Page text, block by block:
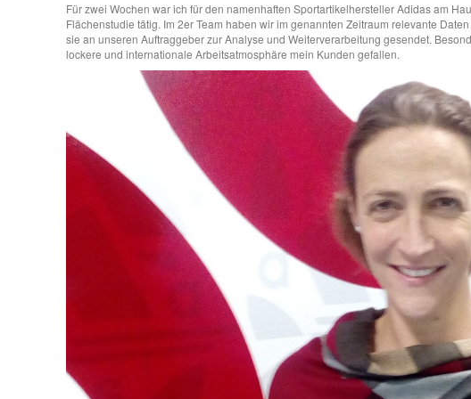
Für zwei Wochen war ich für den namenhaften Sportartikelhersteller Adidas am
Flächenstudie tätig. Im 2er Team haben wir im genannten Zeitraum relevante
sie an unseren Auftraggeber zur Analyse und Weiterverarbeitung gesendet.
lockere und internationale Arbeitsatmosphäre mein Kunden gefallen.